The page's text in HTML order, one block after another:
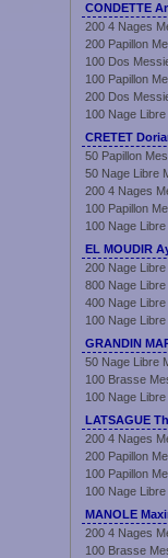
CONDETTE
200 4 Nages
200 Papillon
100 Dos
100 Papillon
200 Dos
100 Nage
CRETET
50 Papillon
50 Nage Libre
200 4 Nages
100 Papillon
100 Nage
EL MOUDIR
200 Nage
800 Nage
400 Nage
100 Nage
GRANDIN
50 Nage Libre
100 Brasse
100 Nage
LATSAGUE
200 4 Nages
200 Papillon
100 Papillon
100 Nage
MANOLE
200 4 Nages
100 Brasse